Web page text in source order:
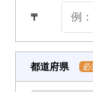
〒
都道府県 必